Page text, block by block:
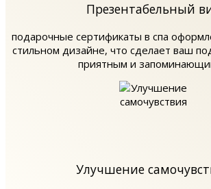
Презентабельный
подарочные сертификаты в спа
стильном дизайне, что сделает ваш
приятным и
Улучшение